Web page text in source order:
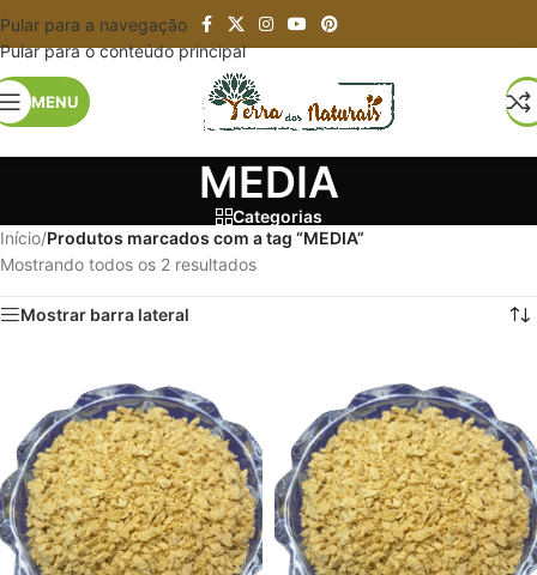
Pular para a navegação
Pular para o conteúdo principal
MENU
MEDIA
Categorias
Início/Produtos marcados com a tag “MEDIA”
Mostrando todos os 2 resultados
Mostrar barra lateral